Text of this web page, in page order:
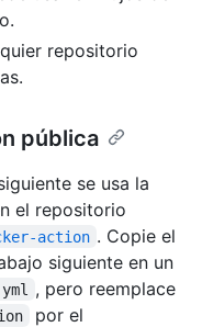
repositorio
pública
se usa la
el repositorio
action . Copie el
siguiente en un
, pero reemplace
por el